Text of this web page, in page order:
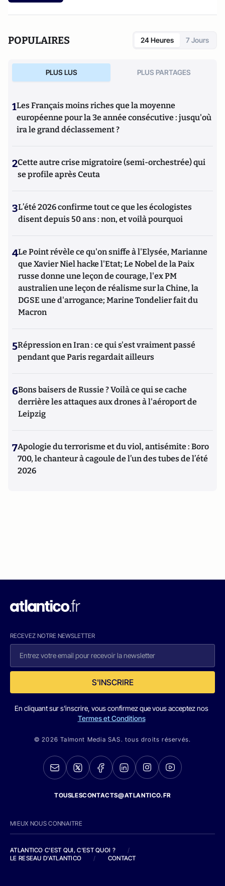
POPULAIRES 24 Heures 7 Jours
PLUS LUS PLUS PARTAGES
1Les Français moins riches que la moyenne
européenne pour la 3e année consécutive : jusqu'où
ira le grand déclassement ?
2Cette autre crise migratoire (semi-orchestrée) qui
se profile après Ceuta
3L’été 2026 confirme tout ce que les écologistes
disent depuis 50 ans : non, et voilà pourquoi
4Le Point révèle ce qu'on sniffe à l'Elysée, Marianne
que Xavier Niel hacke l'Etat; Le Nobel de la Paix
russe donne une leçon de courage, l'ex PM
australien une leçon de réalisme sur la Chine, la
DGSE une d'arrogance; Marine Tondelier fait du
Macron
5Répression en Iran : ce qui s'est vraiment passé
pendant que Paris regardait ailleurs
6Bons baisers de Russie ? Voilà ce qui se cache
derrière les attaques aux drones à l'aéroport de
Leipzig
7Apologie du terrorisme et du viol, antisémite : Boro
700, le chanteur à cagoule de l’un des tubes de l’été
2026
RECEVEZ NOTRE NEWSLETTER
S'INSCRIRE
En cliquant sur s'inscrire, vous confirmez que vous acceptez nos
Termes et Conditions
© 2026 Talmont Media SAS. tous droits réservés.
TOUSLESCONTACTS@ATLANTICO.FR
MIEUX NOUS CONNAITRE
ATLANTICO C'EST QUI, C'EST QUOI ?
/
LE RESEAU D'ATLANTICO
/ CONTACT